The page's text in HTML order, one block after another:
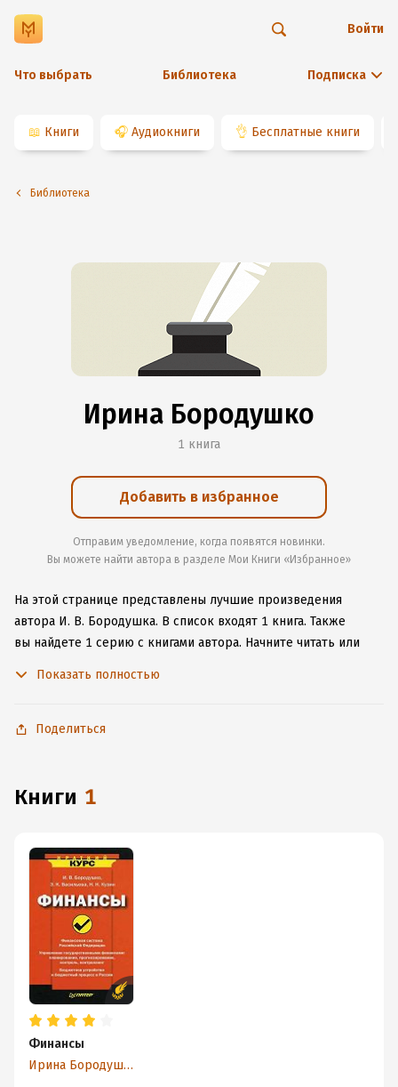
Что выбрать Библиотека Подписка
Войти
📖 Книги 🎧 Аудиокниги 👌 Бесплатные книги
Библиотека
Ирина Бородушко
1 книга
Добавить в избранное
Отправим уведомление, когда появятся новинки.
Вы можете найти автора в разделе Мои Книги «Избранное»
На этой странице представлены лучшие произведения
автора И. В. Бородушка. В список входят 1 книга. Также
вы найдете 1 серию с книгами автора. Начните читать или
без подключения к интернету.
Показать полностью
Поделиться
книги 1
Финансы
Ирина Бородушко